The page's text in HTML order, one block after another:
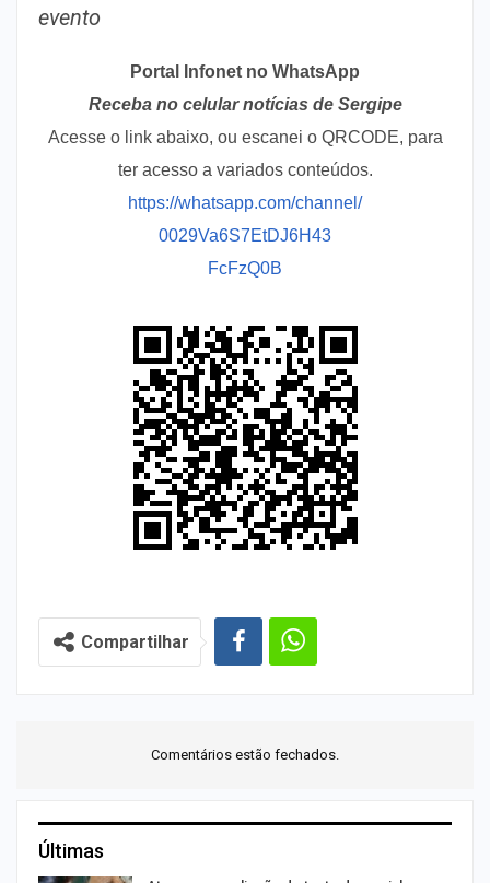
evento
Portal Infonet no WhatsApp
Receba no celular notícias de Sergipe
Acesse o link abaixo, ou escanei o QRCODE, para
ter acesso a variados conteúdos.
https://whatsapp.com/channel/
0029Va6S7EtDJ6H43
FcFzQ0B
Compartilhar
Comentários estão fechados.
Últimas